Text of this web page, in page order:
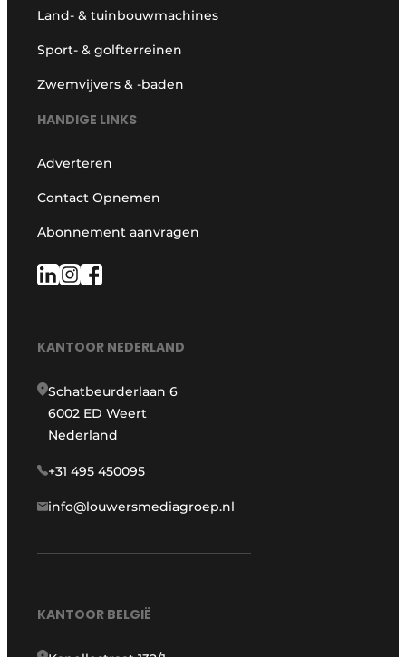
Land- & tuinbouwmachines
Sport- & golfterreinen
Zwemvijvers & -baden
HANDIGE LINKS
Adverteren
Contact Opnemen
Abonnement aanvragen
KANTOOR NEDERLAND
Schatbeurderlaan 6
6002 ED Weert
Nederland
+31 495 450095
info@louwersmediagroep.nl
KANTOOR BELGIË